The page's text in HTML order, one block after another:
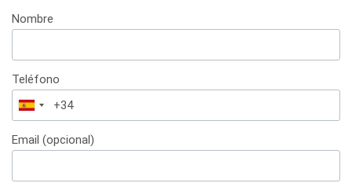
Nombre
Teléfono
España
+34
Email (opcional)